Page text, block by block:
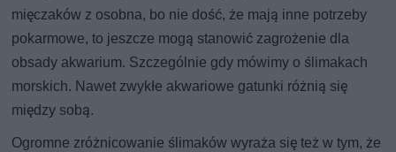
mięczaków z osobna, bo nie dość, że mają inne potrzeby
pokarmowe, to jeszcze mogą stanowić zagrożenie dla
obsady akwarium. Szczególnie gdy mówimy o ślimakach
morskich. Nawet zwykłe akwariowe gatunki różnią się
między sobą.
Ogromne zróżnicowanie ślimaków wyraża się też w tym, że